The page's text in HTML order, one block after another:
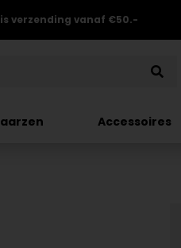
verzending vanaf €50.-
Accessoires